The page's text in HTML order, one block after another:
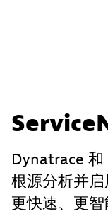
Dynatrace
根源分析并
更快速、更智